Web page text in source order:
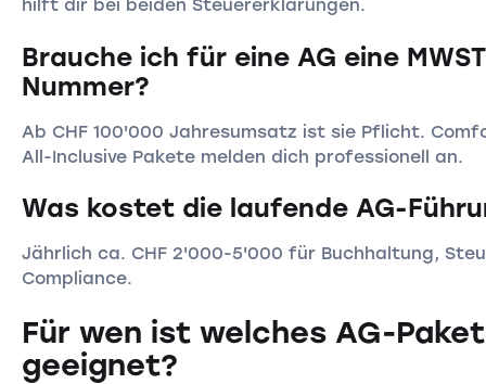
hilft dir bei beiden Steuererklärungen.
Brauche ich für eine AG eine
Nummer?
Ab CHF 100'000 Jahresumsatz ist sie Pflicht.
All-Inclusive Pakete melden dich professionell an.
Was kostet die laufende AG-
Jährlich ca. CHF 2'000-5'000 für Buchhaltung,
Compliance.
Für wen ist welches AG-Paket
geeignet?